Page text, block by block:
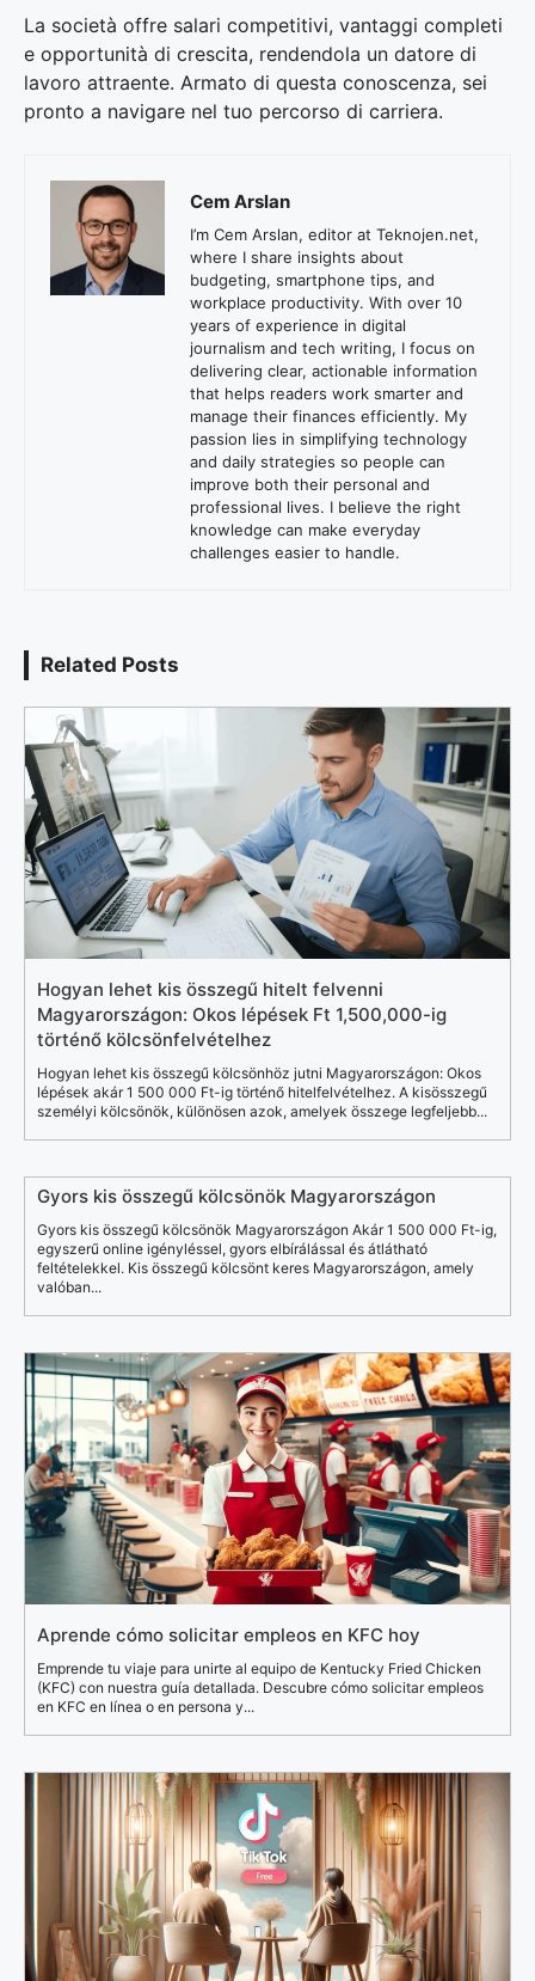
La società offre salari competitivi, vantaggi completi
e opportunità di crescita, rendendola un datore di
lavoro attraente. Armato di questa conoscenza, sei
pronto a navigare nel tuo percorso di carriera.
Cem Arslan
I’m Cem Arslan, editor at Teknojen.net,
where I share insights about
budgeting, smartphone tips, and
workplace productivity. With over 10
years of experience in digital
journalism and tech writing, I focus on
delivering clear, actionable information
that helps readers work smarter and
manage their finances efficiently. My
passion lies in simplifying technology
and daily strategies so people can
improve both their personal and
professional lives. I believe the right
knowledge can make everyday
challenges easier to handle.
Related Posts
Hogyan lehet kis összegű hitelt felvenni
Magyarországon: Okos lépések Ft 1,500,000-ig
történő kölcsönfelvételhez
Hogyan lehet kis összegű kölcsönhöz jutni Magyarországon: Okos
lépések akár 1 500 000 Ft-ig történő hitelfelvételhez. A kisösszegű
személyi kölcsönök, különösen azok, amelyek összege legfeljebb...
Gyors kis összegű kölcsönök Magyarországon
Gyors kis összegű kölcsönök Magyarországon Akár 1 500 000 Ft-ig,
egyszerű online igényléssel, gyors elbírálással és átlátható
feltételekkel. Kis összegű kölcsönt keres Magyarországon, amely
valóban...
Aprende cómo solicitar empleos en KFC hoy
Emprende tu viaje para unirte al equipo de Kentucky Fried Chicken
(KFC) con nuestra guía detallada. Descubre cómo solicitar empleos
en KFC en línea o en persona y...